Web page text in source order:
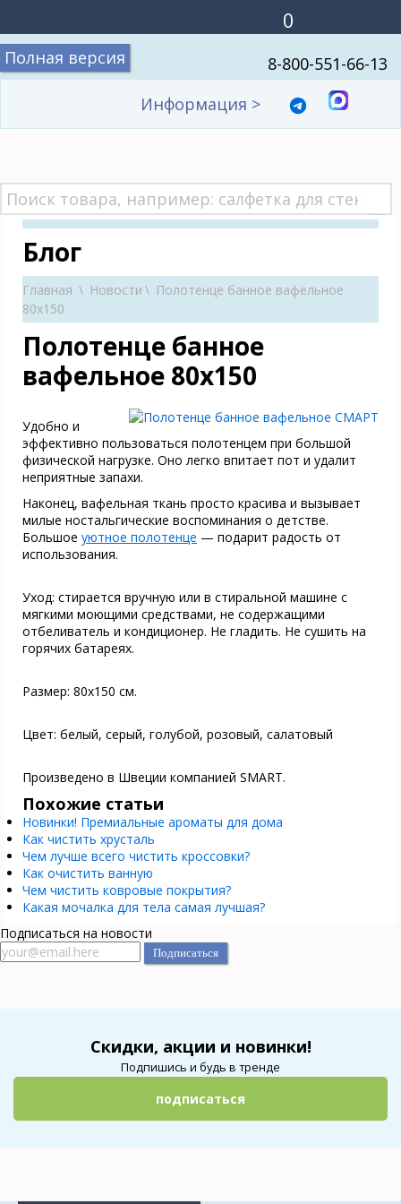
Информация >
Полная версия 8-800-551-66-13
0
Блог
Главная \ Новости \ Полотенце банное вафельное
80х150
Полотенце банное
вафельное 80х150
Удобно и
эффективно пользоваться полотенцем при большой
физической нагрузке. Оно легко впитает пот и удалит
неприятные запахи.
Наконец, вафельная ткань просто красива и вызывает
милые ностальгические воспоминания о детстве.
Большое уютное полотенце — подарит радость от
использования.
Уход: стирается вручную или в стиральной машине с
мягкими моющими средствами, не содержащими
отбеливатель и кондиционер. Не гладить. Не сушить на
горячих батареях.
Размер: 80х150 см.
Цвет: белый, серый, голубой, розовый, салатовый
Произведено в Швеции компанией SMART.
Похожие статьи
Новинки! Премиальные ароматы для дома
Как чистить хрусталь
Чем лучше всего чистить кроссовки?
Как очистить ванную
Чем чистить ковровые покрытия?
Какая мочалка для тела самая лучшая?
Подписаться на новости
Скидки, акции и новинки!
Подпишись и будь в тренде
подписаться